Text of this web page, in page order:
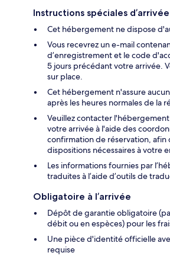
Instructions spéciales d’arrivée
Cet hébergement ne dispose
Vous recevrez un e-mail
d’enregistrement et le code
5 jours précédant votre arrivée.
sur place.
Cet hébergement n'assure
après les heures normales de la
Veuillez contacter
votre arrivée à l'aide des
confirmation de réservation, afin
dispositions nécessaires à votre
Les informations fournies par
traduites à l’aide d’outils de
Obligatoire à l’arrivée
Dépôt de garantie obligatoire
débit ou en espèces) pour les
Une pièce d'identité officielle
requise